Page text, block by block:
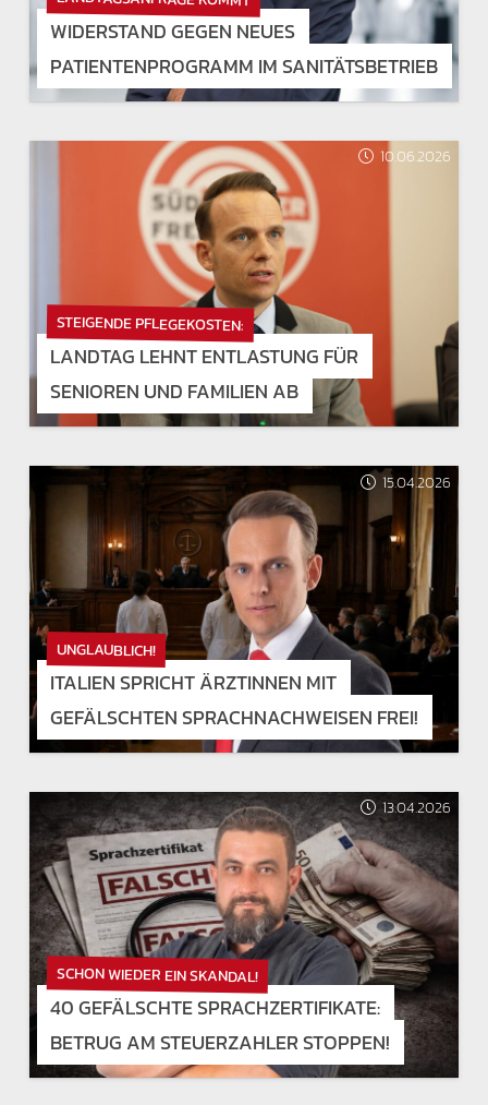
WIDERSTAND GEGEN NEUES
PATIENTENPROGRAMM IM SANITÄTSBETRIEB
10.06.2026
STEIGENDE PFLEGEKOSTEN:
LANDTAG LEHNT ENTLASTUNG FÜR
SENIOREN UND FAMILIEN AB
15.04.2026
UNGLAUBLICH!
ITALIEN SPRICHT ÄRZTINNEN MIT
GEFÄLSCHTEN SPRACHNACHWEISEN FREI!
13.04.2026
SCHON WIEDER EIN SKANDAL!
40 GEFÄLSCHTE SPRACHZERTIFIKATE:
BETRUG AM STEUERZAHLER STOPPEN!